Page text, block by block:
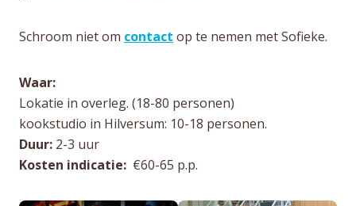
Schroom niet om contact op te nemen met Sofieke.
Waar:
Lokatie in overleg. (18-80 personen)
kookstudio in Hilversum: 10-18 personen.
Duur: 2-3 uur
Kosten indicatie: €60-65 p.p.